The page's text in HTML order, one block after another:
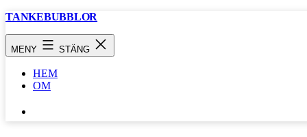
Hoppa
TANKEBUBBLOR
MENY STÄNG
HEM
OM
…